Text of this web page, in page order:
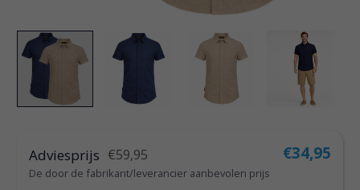
Adviesprijs €59,95
De door de fabrikant/leverancier aanbevolen prijs
€34,95